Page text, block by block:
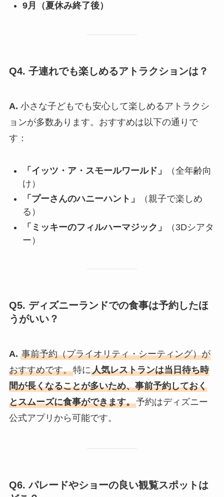
9月（夏休み終了後）
Q4. 子連れでも楽しめるアトラクションは？
A. 小さな子どもでも安心して楽しめるアトラクシ
ョンが多数あります。おすすめは以下の通りで
す：
「イッツ・ア・スモールワールド」
（全年齢向
け）
「プーさんのハニーハント」
（親子で楽しめ
る）
「ミッキーのフィルハーマジック」
（3Dシアタ
ー）
Q5. ディズニーランドでの食事は予約したほ
うがいい？
A. 事前予約（プライオリティ・シーティング）が
おすすめです。特に人気レストランは当日待ち時
間が長くなることが多いため、事前予約しておく
とスムーズに食事ができます。予約はディズニー
公式アプリから可能です。
Q6. パレードやショーの良い観覧スポットは